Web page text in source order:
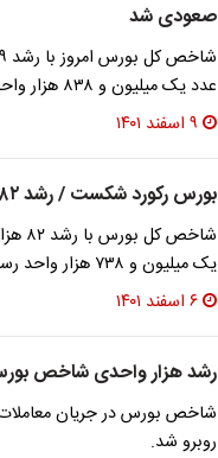
صعودی شد
عدد یک میلیون و ۸۳۸ هزار واحد رسید. شاخص هم وزن هم…
۹ اسفند ۱۴۰۱
بورس رکورد شکست / رشد ۸۲ هزار واحدی شاخص بورس
یک میلیون و ۷۳۸ هزار واحد رسید.
۶ اسفند ۱۴۰۱
رشد هزار واحدی شاخص
شاخص بورس در جریان معاملات
روبرو شد.